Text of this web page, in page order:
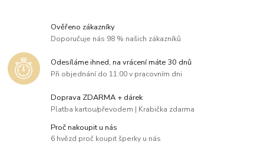
Ověřeno zákazníky
Doporučuje nás 98 % našich zákazníků
Odesíláme ihned, na vrácení máte 30 dnů
Při objednání do 11:00 v pracovním dni
Doprava ZDARMA + dárek
Platba kartou/převodem | Krabička zdarma
Proč nakoupit u nás
6 hvězd proč koupit šperky u nás